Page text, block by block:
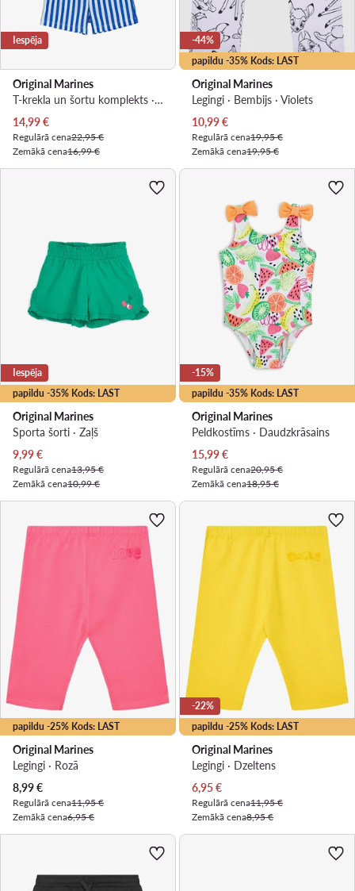
Iespēja
Original Marines
T-krekla un šortu komplekts · Balts
Pašreizējā cena
14,99€
Regulārā cena22,95 €
Zemākā cena16,99 €
papildu -35% Kods: LAST
-44%
Original Marines
Legingi · Bembijs · Violets
Pašreizējā cena
10,99€
Regulārā cena19,95 €
Zemākā cena19,95 €
papildu -35% Kods: LAST
Iespēja
Original Marines
Sporta šorti · Zaļš
Pašreizējā cena
9,99€
Regulārā cena13,95 €
Zemākā cena10,99 €
papildu -35% Kods: LAST
-15%
Original Marines
Peldkostīms · Daudzkrāsains
Pašreizējā cena
15,99€
Regulārā cena20,95 €
Zemākā cena18,95 €
papildu -25% Kods: LAST
Original Marines
Legingi · Rozā
Pašreizējā cena
8,99€
Regulārā cena11,95 €
Zemākā cena6,95 €
papildu -25% Kods: LAST
-22%
Original Marines
Legingi · Dzeltens
Pašreizējā cena
6,95€
Regulārā cena11,95 €
Zemākā cena8,95 €